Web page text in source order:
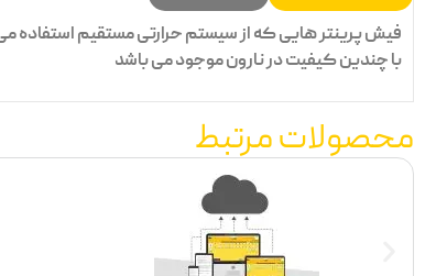
فیش پرینتر هایی که از سیستم حرارتی مستقیم استفاده می
با چندین کیفیت در نارون موجود می باشد
محصولات مرتبط